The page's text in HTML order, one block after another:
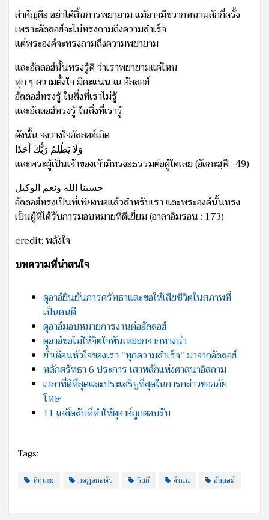
สำคัญคือ อย่าได้สิ้นการพยายาม แม้อาจมีขวากหนามสักกี่ครั้ง
เพราะอัลลอฮ์จะไม่ทรงถามถึงความสำเร็จ
แต่พระองค์จะทรงถามถึงความพยายาม
และอัลลอฮ์นั้นทรงรู้ดี ว่าเราพยายามแค่ไหน
ทุก ๆ ความตั้งใจ มีคะแนน ณ อัลลอฮ์
อัลลอฮ์ทรงรู้ ในสิ่งที่เราไม่รู้
และอัลลอฮ์ทรงรู้ ในสิ่งที่เรารู้
ดังนั้น จงวางใจอัลลอฮ์เถิด
وَلَا يَظْلِمُ رَبُّكَ أَحَدًا
และพระผู้เป็นเจ้าของเจ้ามิทรงอธรรมต่อผู้ใดเลย (อัลกะฮฺฟี : 49)
حسبنا الله ونعم الوكيل
อัลลอฮ์ทรงเป็นที่เพียงพอแล้วสำหรับเรา และพระองค์นั้นทรง
เป็นผู้ที่ได้รับการมอบหมายที่ดีเยี่ยม (อาลาอิมรอน : 173)
credit: พลังใจ
บทความที่น่าสนใจ
ดุอาอ์ยืนยันการศรัทธาและขอให้เสียชีวิตในสภาพที่
เป็นคนดี
ดุอาอ์มอบหมายการงานต่ออัลลอฮ์
ดุอาอ์ขอไม่ให้จิตใจหันเหออกจากทางนำ
ย้ำเตือนหัวใจของเรา "ทุกความสำเร็จ" มาจากอัลลอฮ์
หลักศรัทธา 6 ประการ เสาหลักแห่งศาสนาอิสลาม
เวลาที่ดีที่สุดและประเสริฐที่สุดในการกล่าวขออภัย
โทษ
11 เคล็ดลับที่ทำให้ดุอาอ์ถูกตอบรับ
Tags:
หิกมะฮฺ กอฎอกอดัร ริสกี จำนน อัลลอฮ์